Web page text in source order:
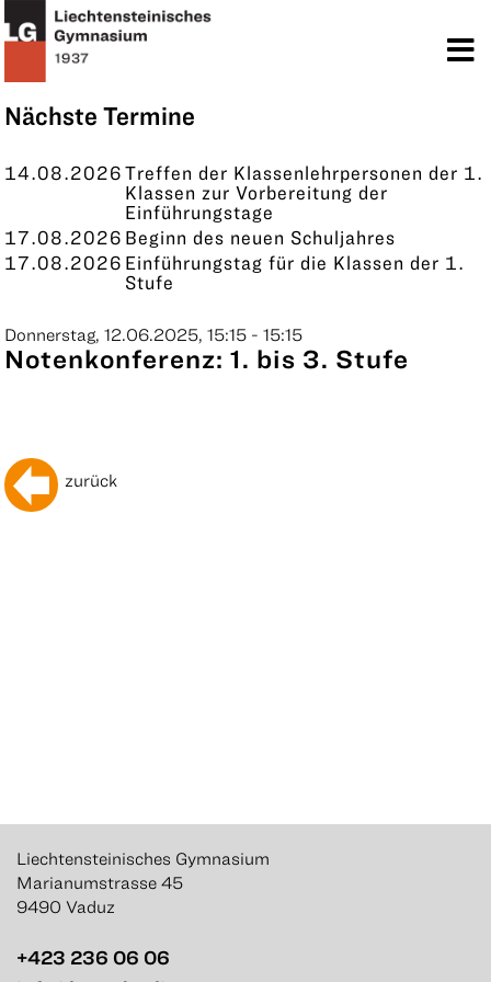
Nächste Termine
14.08.2026Treffen der Klassenlehrpersonen der 1.
Klassen zur Vorbereitung der
Einführungstage
17.08.2026 Beginn des neuen Schuljahres
17.08.2026 Einführungstag für die Klassen der 1.
Stufe
KONTAKT
Donnerstag, 12.06.2025, 15:15 - 15:15
Notenkonferenz: 1. bis 3. Stufe
zurück
Liechtensteinisches Gymnasium
Marianumstrasse 45
9490 Vaduz
+423 236 06 06